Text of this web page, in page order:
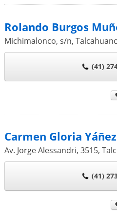
Rolando Burgos
Michimalonco, s/n,
(41)
Carmen Gloria
Av. Jorge Alessandri, 3515,
(41)